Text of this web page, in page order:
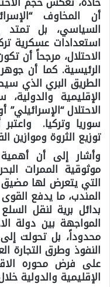
أن المخاوف
السياسي، بل
استعدادات عسكرية
الاحتلال، مرجحاً أن
الرئيسية. كما أن
الطريق البري الذي
الإقليمية
الاحتلال
سوريا وتركيا.
توزيع الثروة
وأشار إلى أن
موثوقية الممرات
التي يتعرض لها
المندب، ما يدفع
بدائل برية لنقل
المواجهة بين دولة
محدوداً، بل تحولت
النفوذ وطرق التجارة
على فرض محوره
الإقليمية والدولية